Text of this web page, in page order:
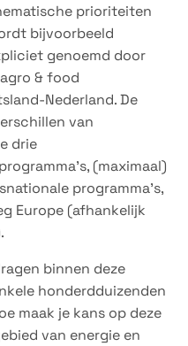
prioriteiten
bijvoorbeeld
genoemd door
& food
Nederland. De
van
drie
(maximaal)
programma’s,
Europe (afhankelijk
binnen deze
honderdduizenden
maak je kans op deze
van energie en